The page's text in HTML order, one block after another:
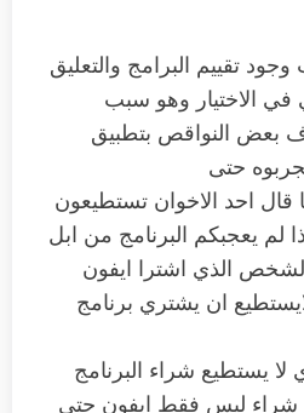
تقييم البرامج والتعليق
في الاختيار وهو سبب
بعض النواقص بتطبيق
حتى
احد الاخوان تستطيعون
لم يعجبكم البرنامج من ابل
الذي اشترا ايفون
ان يشتري برنامج
لا يستطيع شراء البرنامج
شراء ليس فقط ايفون حتى